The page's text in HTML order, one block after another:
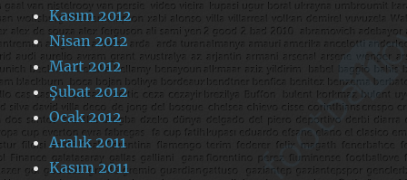
Kasım 2012
Nisan 2012
Mart 2012
Şubat 2012
Ocak 2012
Aralık 2011
Kasım 2011